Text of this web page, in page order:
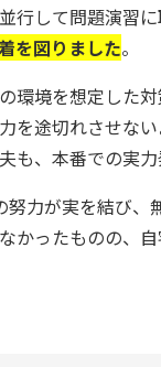
行して問題演習
を図りました。
環境を想定した
を途切れさせな
も、本番での実
力が実を結び、
かったものの、